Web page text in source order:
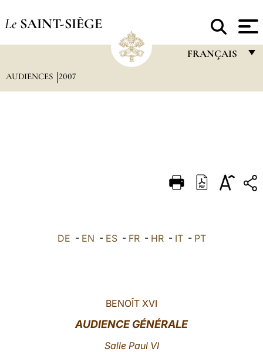
Le SAINT-SIÈGE
FRANÇAIS
DEUTSCH
العربيّة
AUDIENCES 2007
DE - EN - ES- FR- HR- IT- PT
BENOÎT XVI
AUDIENCE GÉNÉRALE
Salle Paul VI